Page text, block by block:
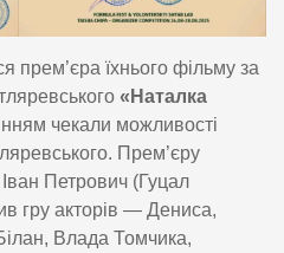
прем’єра їхнього фільму за
«Наталка
чекали можливості
Прем’єру
Іван Петрович (Гуцал
гру акторів — Дениса,
Влада Томчика,